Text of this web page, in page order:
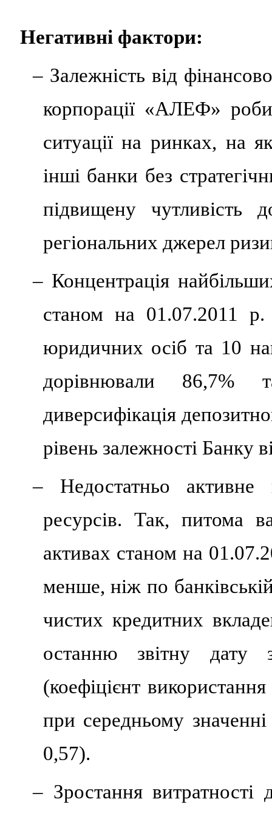
Негативні фактори:
– Залежність від
корпорації «АЛЕФ»
ситуації на ринках, на
інші банки без
підвищену чутливість
регіональних джерел
– Концентрація
станом на 01.07.2011 р.
юридичних осіб та 10
дорівнювали 86,7%
диверсифікація
рівень залежності Банку
– Недостатньо активне
ресурсів. Так, питома
активах станом на
менше, ніж по
чистих кредитних
останню звітну дату
(коефіцієнт
при середньому
0,57).
– Зростання витратності